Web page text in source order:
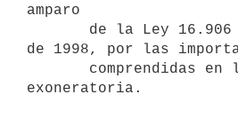
amparo
de 1998, por las
exoneratoria.